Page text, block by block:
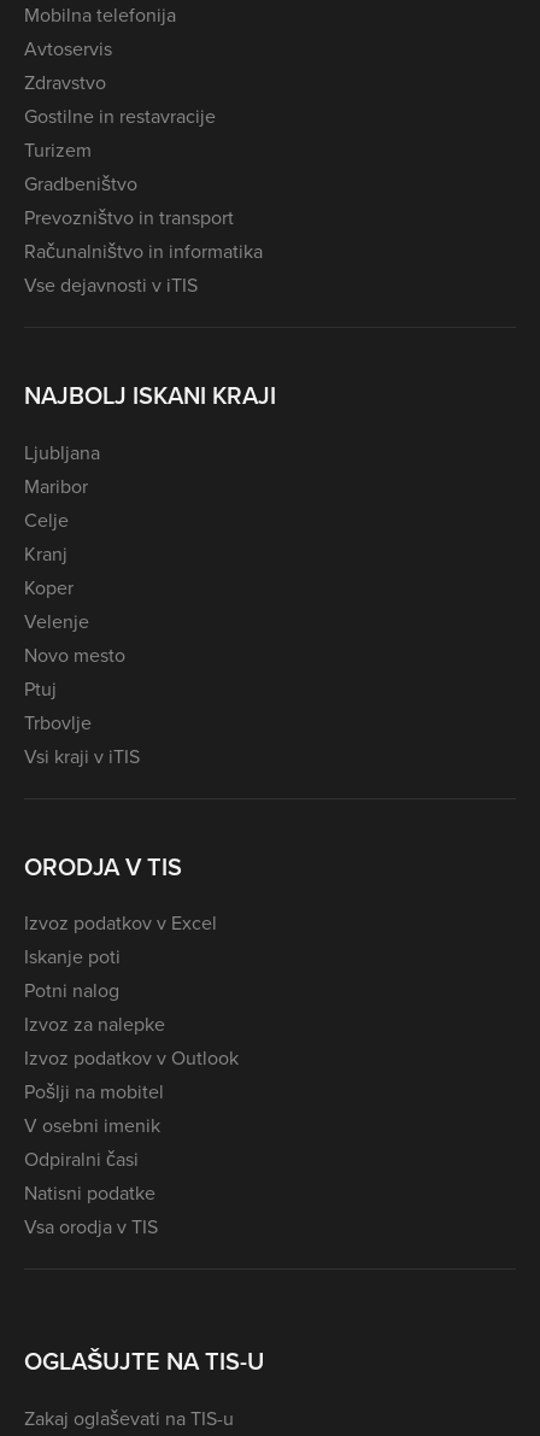
Mobilna telefonija
Avtoservis
Zdravstvo
Gostilne in restavracije
Turizem
Gradbeništvo
Prevozništvo in transport
Računalništvo in informatika
Vse dejavnosti v iTIS
NAJBOLJ ISKANI KRAJI
Ljubljana
Maribor
Celje
Kranj
Koper
Velenje
Novo mesto
Ptuj
Trbovlje
Vsi kraji v iTIS
ORODJA V TIS
Izvoz podatkov v Excel
Iskanje poti
Potni nalog
Izvoz za nalepke
Izvoz podatkov v Outlook
Pošlji na mobitel
V osebni imenik
Odpiralni časi
Natisni podatke
Vsa orodja v TIS
OGLAŠUJTE NA TIS-U
Zakaj oglaševati na TIS-u